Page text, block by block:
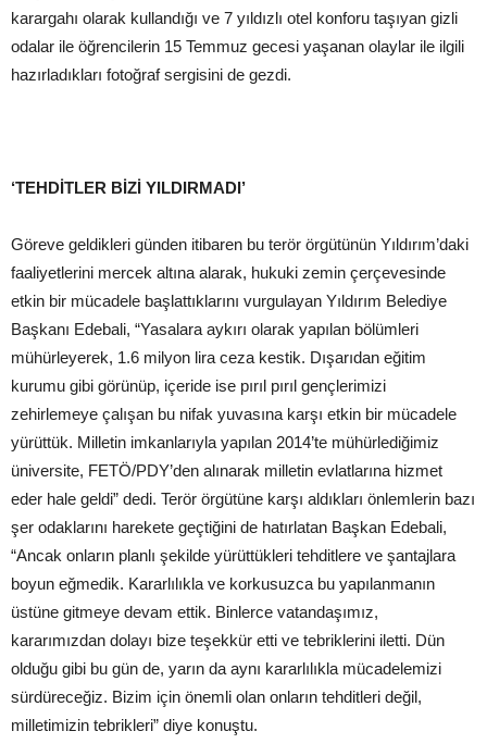
karargahı olarak kullandığı ve 7 yıldızlı otel konforu taşıyan gizli
odalar ile öğrencilerin 15 Temmuz gecesi yaşanan olaylar ile ilgili
hazırladıkları fotoğraf sergisini de gezdi.
‘TEHDİTLER BİZİ YILDIRMADI’
Göreve geldikleri günden itibaren bu terör örgütünün Yıldırım’daki
faaliyetlerini mercek altına alarak, hukuki zemin çerçevesinde
etkin bir mücadele başlattıklarını vurgulayan Yıldırım Belediye
Başkanı Edebali, “Yasalara aykırı olarak yapılan bölümleri
mühürleyerek, 1.6 milyon lira ceza kestik. Dışarıdan eğitim
kurumu gibi görünüp, içeride ise pırıl pırıl gençlerimizi
zehirlemeye çalışan bu nifak yuvasına karşı etkin bir mücadele
yürüttük. Milletin imkanlarıyla yapılan 2014’te mühürlediğimiz
üniversite, FETÖ/PDY’den alınarak milletin evlatlarına hizmet
eder hale geldi” dedi. Terör örgütüne karşı aldıkları önlemlerin bazı
şer odaklarını harekete geçtiğini de hatırlatan Başkan Edebali,
“Ancak onların planlı şekilde yürüttükleri tehditlere ve şantajlara
boyun eğmedik. Kararlılıkla ve korkusuzca bu yapılanmanın
üstüne gitmeye devam ettik. Binlerce vatandaşımız,
kararımızdan dolayı bize teşekkür etti ve tebriklerini iletti. Dün
olduğu gibi bu gün de, yarın da aynı kararlılıkla mücadelemizi
sürdüreceğiz. Bizim için önemli olan onların tehditleri değil,
milletimizin tebrikleri” diye konuştu.